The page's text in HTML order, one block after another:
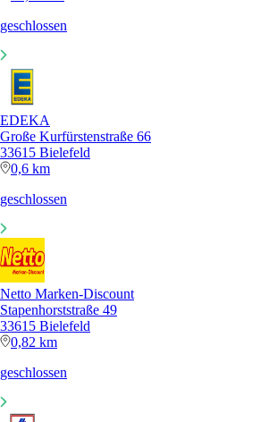
geschlossen
EDEKA
Große Kurfürstenstraße 66
33615 Bielefeld
0,6 km
geschlossen
Netto Marken-Discount
Stapenhorststraße 49
33615 Bielefeld
0,82 km
geschlossen